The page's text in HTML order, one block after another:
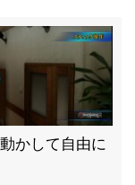
かして自由に